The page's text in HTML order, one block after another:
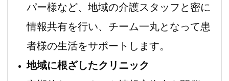
パー様など、地域の介護スタッフと密に
情報共有を行い、チーム一丸となって患
者様の生活をサポートします。
地域に根ざしたクリニック